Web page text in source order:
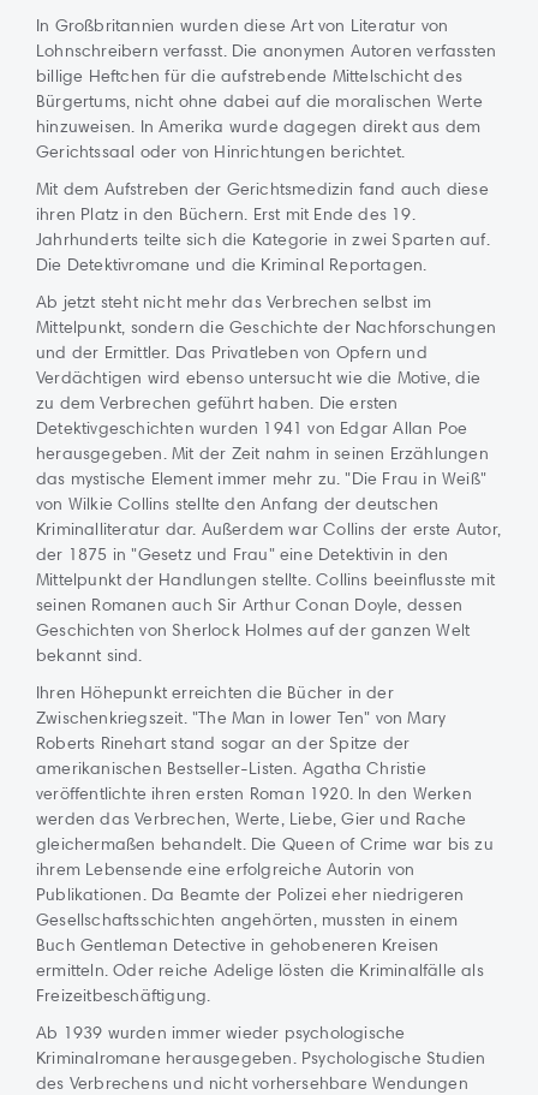
In Großbritannien wurden diese Art von Literatur von
Lohnschreibern verfasst. Die anonymen Autoren verfassten
billige Heftchen für die aufstrebende Mittelschicht des
Bürgertums, nicht ohne dabei auf die moralischen Werte
hinzuweisen. In Amerika wurde dagegen direkt aus dem
Gerichtssaal oder von Hinrichtungen berichtet.
Mit dem Aufstreben der Gerichtsmedizin fand auch diese
ihren Platz in den Büchern. Erst mit Ende des 19.
Jahrhunderts teilte sich die Kategorie in zwei Sparten auf.
Die Detektivromane und die Kriminal Reportagen.
Ab jetzt steht nicht mehr das Verbrechen selbst im
Mittelpunkt, sondern die Geschichte der Nachforschungen
und der Ermittler. Das Privatleben von Opfern und
Verdächtigen wird ebenso untersucht wie die Motive, die
zu dem Verbrechen geführt haben. Die ersten
Detektivgeschichten wurden 1941 von Edgar Allan Poe
herausgegeben. Mit der Zeit nahm in seinen Erzählungen
das mystische Element immer mehr zu. "Die Frau in Weiß"
von Wilkie Collins stellte den Anfang der deutschen
Kriminalliteratur dar. Außerdem war Collins der erste Autor,
der 1875 in "Gesetz und Frau" eine Detektivin in den
Mittelpunkt der Handlungen stellte. Collins beeinflusste mit
seinen Romanen auch Sir Arthur Conan Doyle, dessen
Geschichten von Sherlock Holmes auf der ganzen Welt
bekannt sind.
Ihren Höhepunkt erreichten die Bücher in der
Zwischenkriegszeit. "The Man in lower Ten" von Mary
Roberts Rinehart stand sogar an der Spitze der
amerikanischen Bestseller-Listen. Agatha Christie
veröffentlichte ihren ersten Roman 1920. In den Werken
werden das Verbrechen, Werte, Liebe, Gier und Rache
gleichermaßen behandelt. Die Queen of Crime war bis zu
ihrem Lebensende eine erfolgreiche Autorin von
Publikationen. Da Beamte der Polizei eher niedrigeren
Gesellschaftsschichten angehörten, mussten in einem
Buch Gentleman Detective in gehobeneren Kreisen
ermitteln. Oder reiche Adelige lösten die Kriminalfälle als
Freizeitbeschäftigung.
Ab 1939 wurden immer wieder psychologische
Kriminalromane herausgegeben. Psychologische Studien
des Verbrechens und nicht vorhersehbare Wendungen